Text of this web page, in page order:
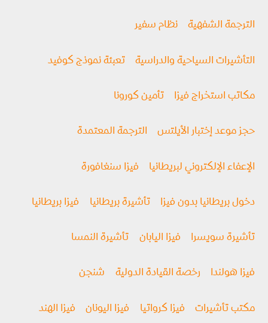
الترجمة الشفهية نظام سفير
التأشيرات السياحية والدراسية تعبئة نموذج كوفيد
مكاتب استخراج فيزا تأمين كورونا
حجز موعد إختبار الأيلتس الترجمة المعتمدة
الإعفاء الإلكتروني لبريطانيا فيزا سنغافورة
دخول بريطانيا بدون فيزا تأشيرة بريطانيا فيزا بريطانيا
تأشيرة سويسرا فيزا اليابان تأشيرة النمسا
فيزا هولندا رخصة القيادة الدولية شنجن
مكتب تأشيرات فيزا كرواتيا فيزا اليونان فيزا الهند